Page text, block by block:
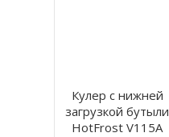
Кулер с нижней
загрузкой бутыли
HotFrost V115A